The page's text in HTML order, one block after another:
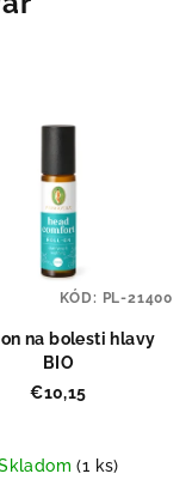
na bolesti hlavy
BIO
€10,15
(1 ks)
KÓD: PL-21400